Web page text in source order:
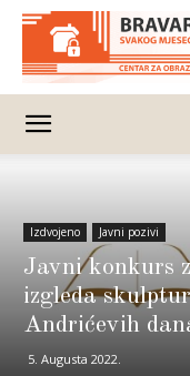
Izdvojeno Javni pozivi
Javni konkurs
izgleda
Andrićevih
5. Augusta 2022.